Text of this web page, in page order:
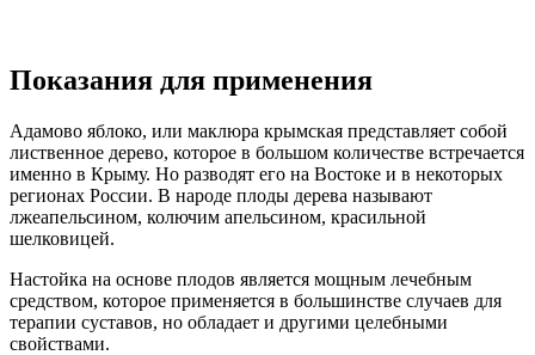
Показания для применения
Адамово яблоко, или маклюра крымская представляет собой
лиственное дерево, которое в большом количестве встречается
именно в Крыму. Но разводят его на Востоке и в некоторых
регионах России. В народе плоды дерева называют
лжеапельсином, колючим апельсином, красильной
шелковицей.
Настойка на основе плодов является мощным лечебным
средством, которое применяется в большинстве случаев для
терапии суставов, но обладает и другими целебными
свойствами.